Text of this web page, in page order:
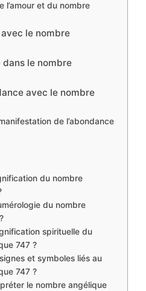
l’amour et du nombre
le nombre
le nombre
avec le nombre
de l’abondance
du nombre
du nombre
spirituelle du
747 ?
et symboles liés au
747 ?
le nombre angélique